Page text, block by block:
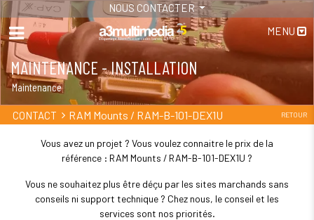
NOUS CONTACTER
MENU
MAINTENANCE - INSTALLATION
Maintenance
CONTACT RAM Mounts / RAM-B-101-DEX1U RETOUR
Vous avez un projet ? Vous voulez connaitre le prix de la
référence : RAM Mounts / RAM-B-101-DEX1U ?
Vous ne souhaitez plus être déçu par les sites marchands sans
conseils ni support technique ? Chez nous, le conseil et les
services sont nos priorités.